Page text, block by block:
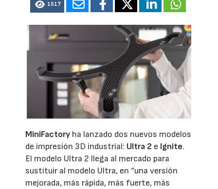
1517
MiniFactory ha lanzado dos nuevos modelos
de impresión 3D industrial: Ultra 2 e Ignite.
El modelo Ultra 2 llega al mercado para
sustituir al modelo Ultra, en “una versión
mejorada, más rápida, más fuerte, más